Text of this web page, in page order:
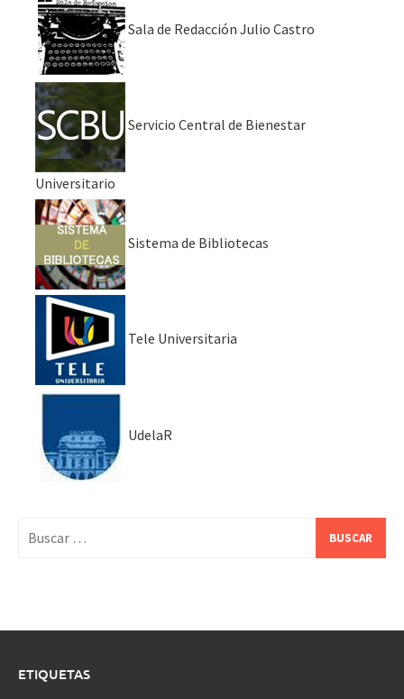
Sala de Redacción Julio Castro
Servicio Central de Bienestar
Universitario
Sistema de Bibliotecas
Tele Universitaria
UdelaR
ETIQUETAS